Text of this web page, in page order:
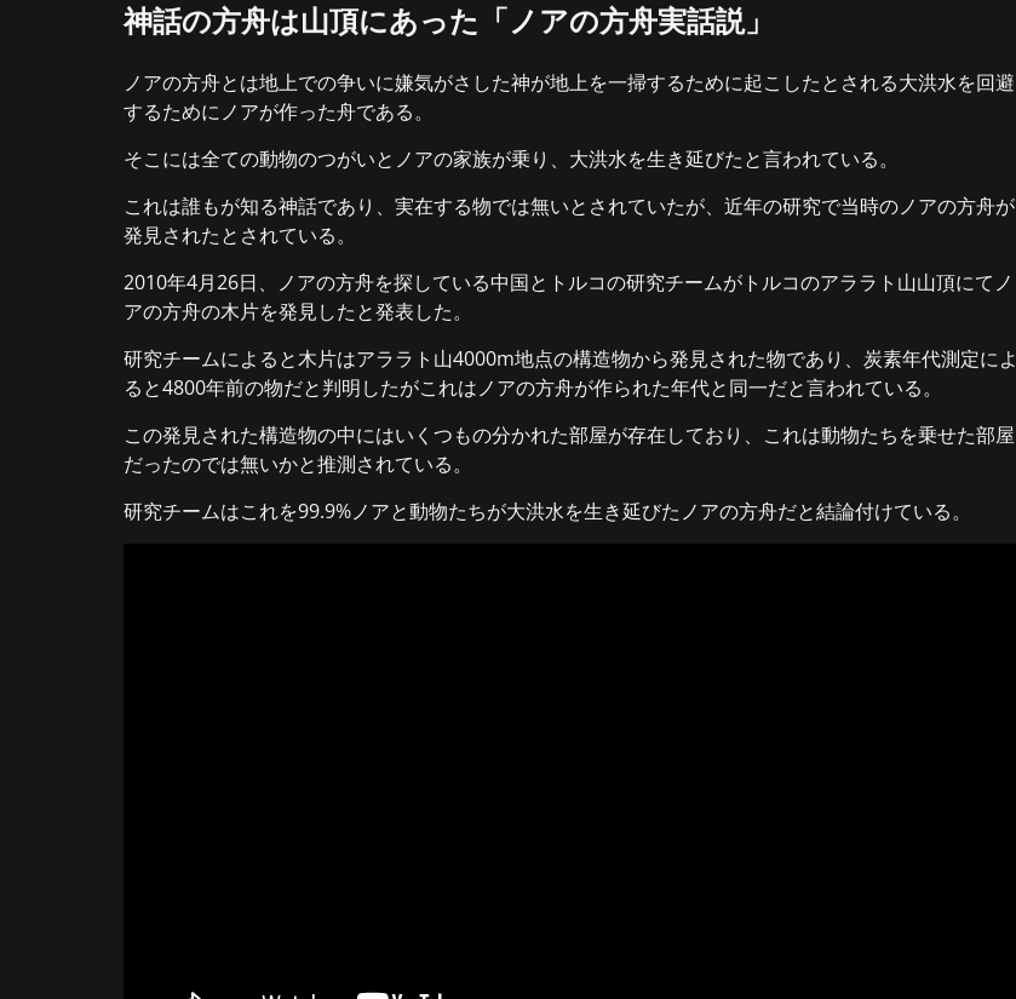
神話の方舟は山頂にあった「ノアの方舟実話説」
ノアの方舟とは地上での争いに嫌気がさした神が地上を一掃するために起こしたとされる大洪水を回避
するためにノアが作った舟である。
そこには全ての動物のつがいとノアの家族が乗り、大洪水を生き延びたと言われている。
これは誰もが知る神話であり、実在する物では無いとされていたが、近年の研究で当時のノアの方舟が
発見されたとされている。
2010年4月26日、ノアの方舟を探している中国とトルコの研究チームがトルコのアララト山山頂にてノ
アの方舟の木片を発見したと発表した。
研究チームによると木片はアララト山4000m地点の構造物から発見された物であり、炭素年代測定によ
ると4800年前の物だと判明したがこれはノアの方舟が作られた年代と同一だと言われている。
この発見された構造物の中にはいくつもの分かれた部屋が存在しており、これは動物たちを乗せた部屋
だったのでは無いかと推測されている。
研究チームはこれを99.9%ノアと動物たちが大洪水を生き延びたノアの方舟だと結論付けている。